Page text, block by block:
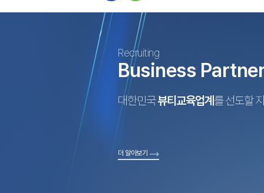
Recruiting
Business
대한민국뷰티교육업계 를 선도할
더 알아보기